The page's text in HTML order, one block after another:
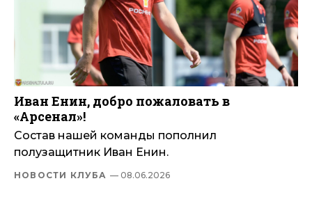
Иван Енин, добро пожаловать в
«Арсенал»!
Состав нашей команды пополнил
полузащитник Иван Енин.
НОВОСТИ КЛУБА — 08.06.2026